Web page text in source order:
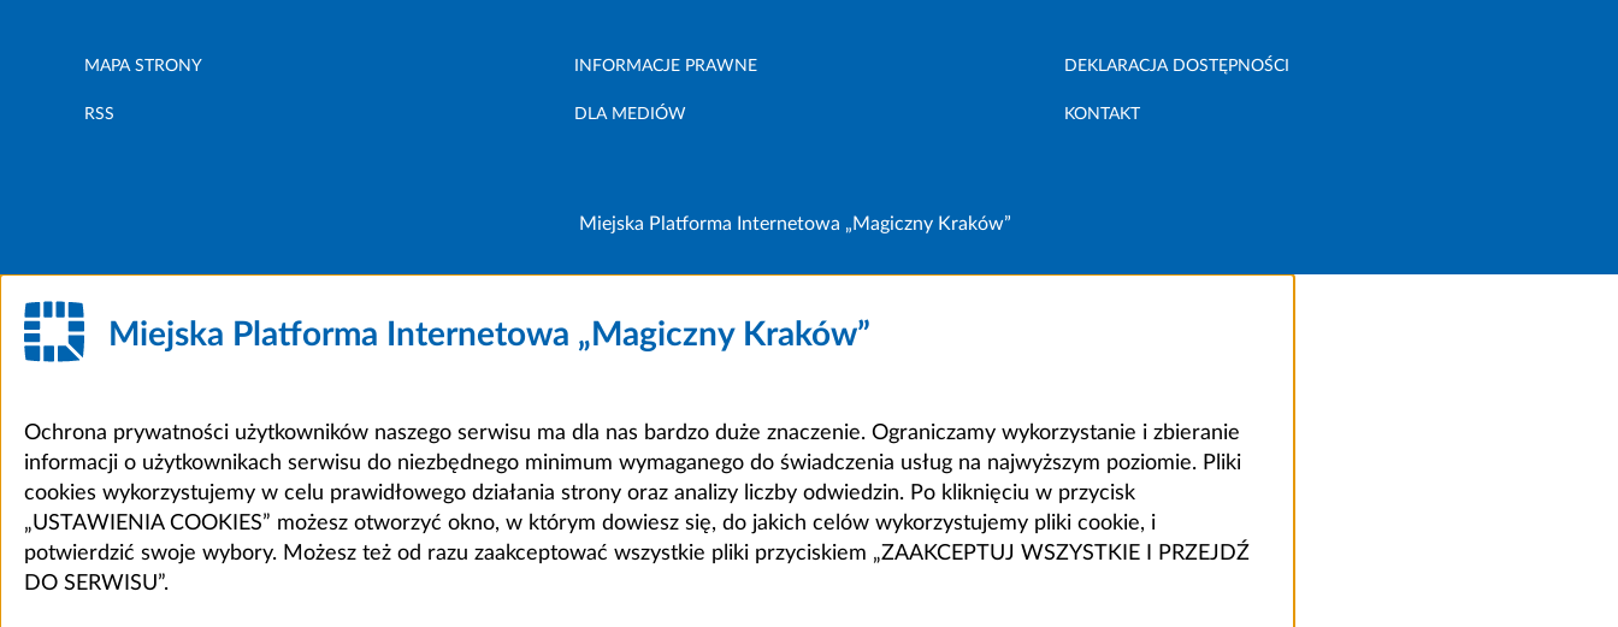
MAPA STRONY INFORMACJE PRAWNE DEKLARACJA DOSTĘPNOŚCI
RSS DLA MEDIÓW KONTAKT
Miejska Platforma Internetowa „Magiczny Kraków”
Miejska Platforma Internetowa „Magiczny Kraków”
Ochrona prywatności użytkowników naszego serwisu ma dla nas bardzo duże znaczenie. Ograniczamy wykorzystanie i zbieranie
informacji o użytkownikach serwisu do niezbędnego minimum wymaganego do świadczenia usług na najwyższym poziomie. Pliki
cookies wykorzystujemy w celu prawidłowego działania strony oraz analizy liczby odwiedzin. Po kliknięciu w przycisk
„USTAWIENIA COOKIES” możesz otworzyć okno, w którym dowiesz się, do jakich celów wykorzystujemy pliki cookie, i
potwierdzić swoje wybory. Możesz też od razu zaakceptować wszystkie pliki przyciskiem „ZAAKCEPTUJ WSZYSTKIE I PRZEJDŹ
DO SERWISU”.